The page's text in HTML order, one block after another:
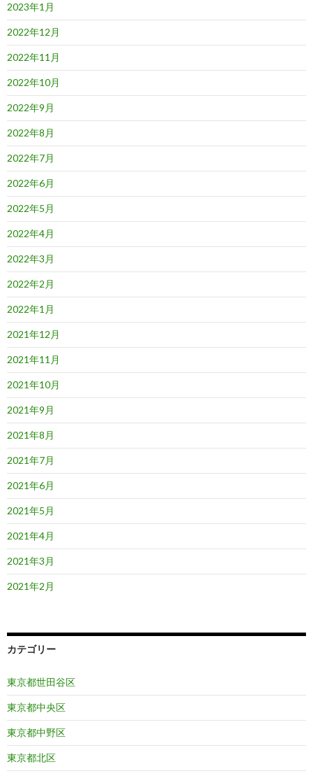
2023年1月
2022年12月
2022年11月
2022年10月
2022年9月
2022年8月
2022年7月
2022年6月
2022年5月
2022年4月
2022年3月
2022年2月
2022年1月
2021年12月
2021年11月
2021年10月
2021年9月
2021年8月
2021年7月
2021年6月
2021年5月
2021年4月
2021年3月
2021年2月
カテゴリー
東京都世田谷区
東京都中央区
東京都中野区
東京都北区